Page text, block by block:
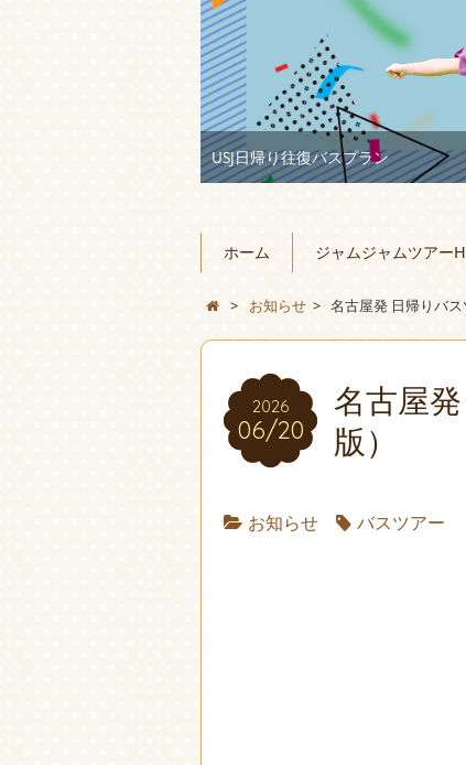
USJ日帰り往復バスプラン
ホーム ジャムジャムツアー
> お知らせ > 名古屋発 日帰りバス
2026
06/20
名古屋
版）
お知らせ
バスツアー